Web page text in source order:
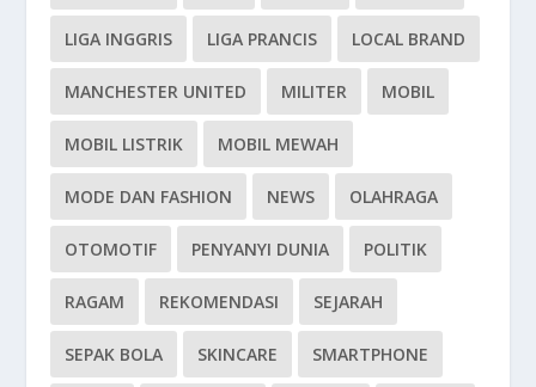
LIGA INGGRIS LIGA PRANCIS LOCAL BRAND
MANCHESTER UNITED MILITER MOBIL
MOBIL LISTRIK MOBIL MEWAH
MODE DAN FASHION NEWS OLAHRAGA
OTOMOTIF PENYANYI DUNIA POLITIK
RAGAM REKOMENDASI SEJARAH
SEPAK BOLA SKINCARE SMARTPHONE